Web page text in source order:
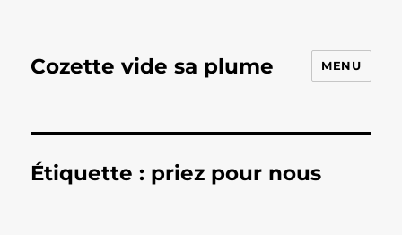
Cozette vide sa plume MENU
Étiquette : priez pour nous